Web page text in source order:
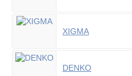
XIGMA
DENKO